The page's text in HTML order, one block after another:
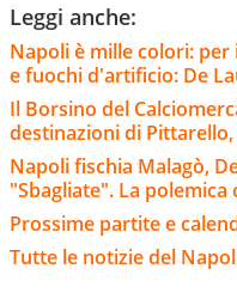
Leggi anche:
Napoli è mille colori:
e fuochi d'artificio: De
Il Borsino del
destinazioni di
Napoli fischia Malagò,
"Sbagliate". La
Prossime partite e
Tutte le notizie del